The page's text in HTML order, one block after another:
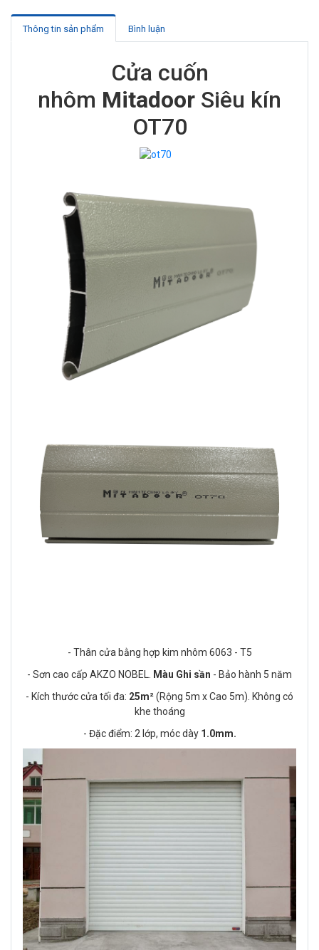
Thông tin sản phẩm Bình luận
Cửa cuốn
nhôm Mitadoor Siêu kín
OT70
- Thân cửa bằng hợp kim nhôm 6063 - T5
- Sơn cao cấp AKZO NOBEL. Màu Ghi sần - Bảo hành 5 năm
- Kích thước cửa tối đa: 25m²(Rộng 5m x Cao 5m). Không có
khe thoáng
- Đặc điểm: 2 lớp, móc dày1.0mm.